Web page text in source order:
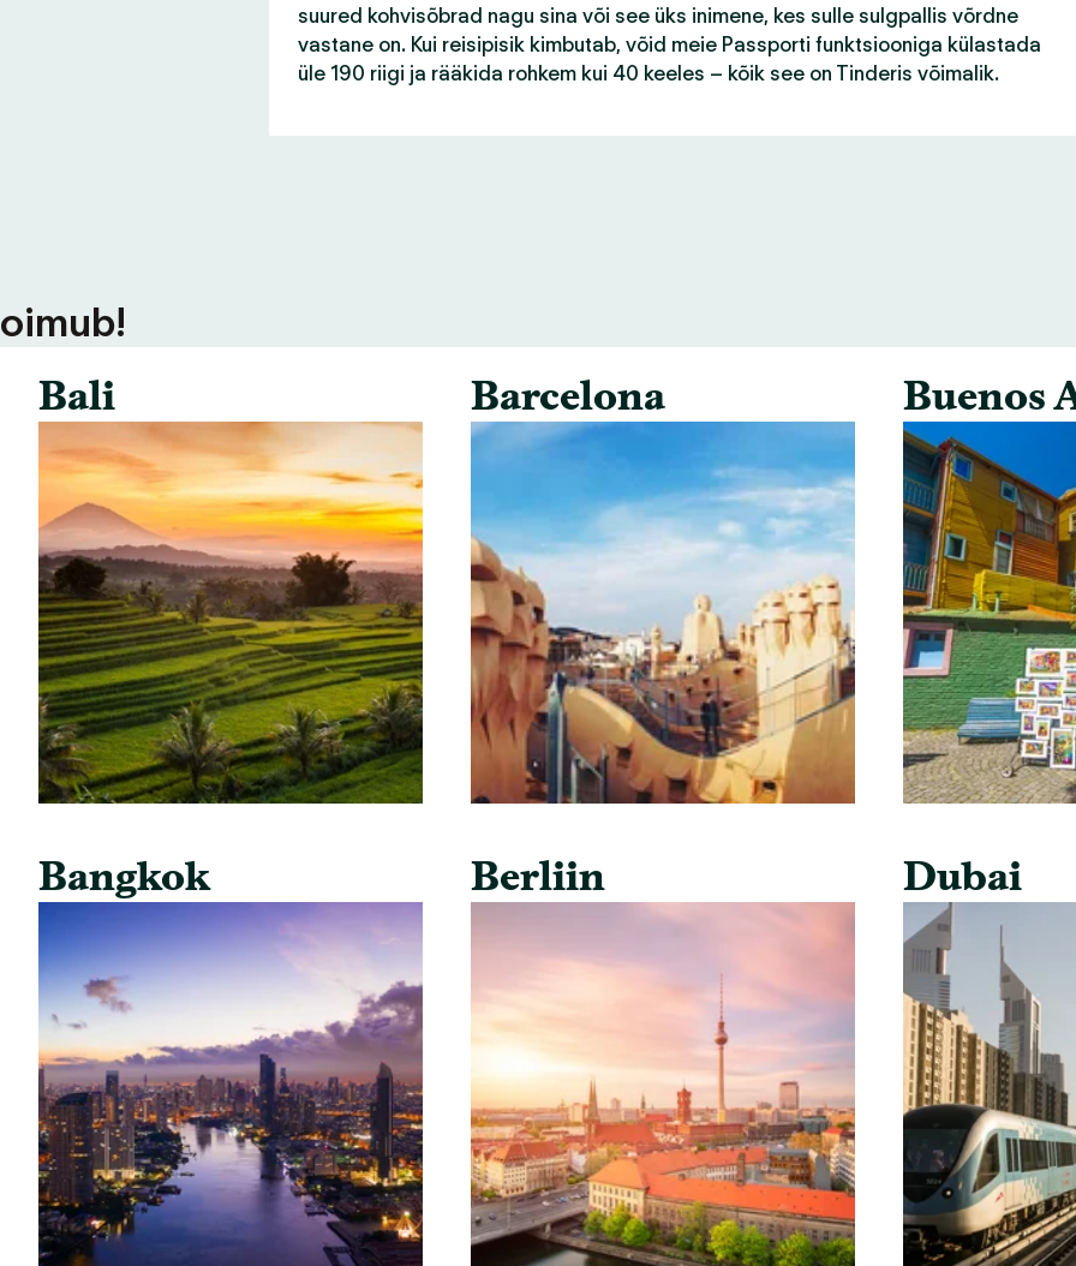
suured kohvisõbrad nagu sina või see üks inimene, kes sulle sulgpallis võrdne
vastane on. Kui reisipisik kimbutab, võid meie Passporti funktsiooniga külastada
üle 190 riigi ja rääkida rohkem kui 40 keeles – kõik see on Tinderis võimalik.
Bali
Bangkok
Barcelona
Berliin
Buenos
Dubai